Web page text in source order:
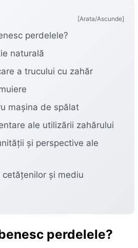
[Arata/Ascunde]
perdelele?
naturală
a trucului cu zahăr
mașina de spălat
ale utilizării zahărului
și perspective ale
cetățenilor și mediu
perdelele?